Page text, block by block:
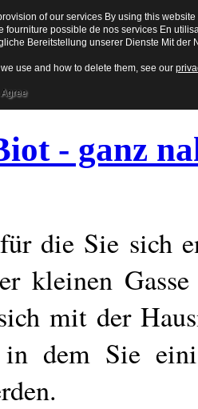
en
- ganz
die Sie sich
kleinen
mit der
dem Sie
of our services By using this
fourniture possible de nos services En
Bereitstellung unserer Dienste Mit
use and how to delete them, see our
Agree